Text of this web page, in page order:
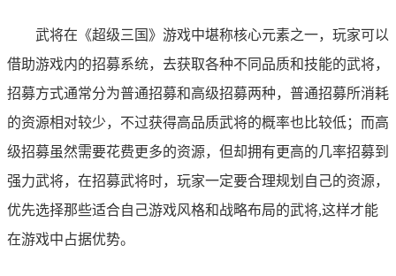
武将在《超级三国》游戏中堪称核心元素之一，玩家可以
借助游戏内的招募系统，去获取各种不同品质和技能的武将，
招募方式通常分为普通招募和高级招募两种，普通招募所消耗
的资源相对较少，不过获得高品质武将的概率也比较低；而高
级招募虽然需要花费更多的资源，但却拥有更高的几率招募到
强力武将，在招募武将时，玩家一定要合理规划自己的资源，
优先选择那些适合自己游戏风格和战略布局的武将,这样才能
在游戏中占据优势。